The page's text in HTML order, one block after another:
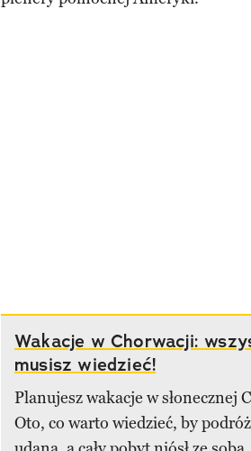
Wakacje w Chorwacji:
musisz wiedzieć!
Planujesz wakacje w słonecznej
Oto, co warto wiedzieć, by